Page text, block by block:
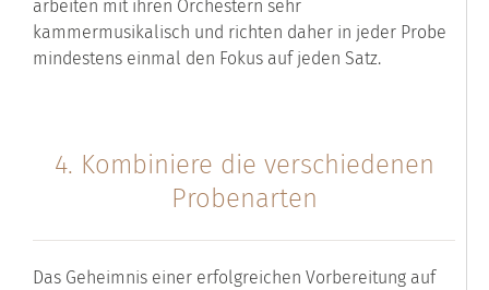
arbeiten mit ihren Orchestern sehr
kammermusikalisch und richten daher in jeder Probe
mindestens einmal den Fokus auf jeden Satz.
4. Kombiniere die verschiedenen
Probenarten
Das Geheimnis einer erfolgreichen Vorbereitung auf